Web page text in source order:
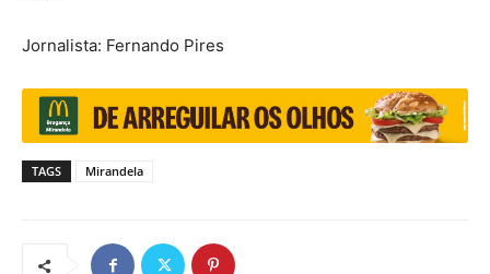
Jornalista: Fernando Pires
TAGS Mirandela